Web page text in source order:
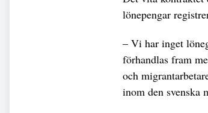
lönepengar
– Vi har inget
förhandlas fram
och
inom den svenska